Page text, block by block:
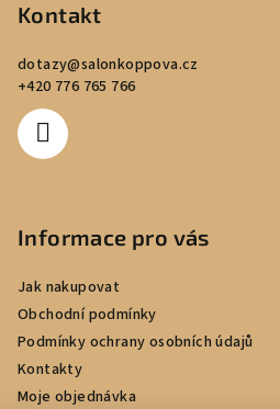
Kontakt
dotazy@salonkoppova.cz
+420 776 765 766
Informace pro vás
Jak nakupovat
Obchodní podmínky
Podmínky ochrany osobních údajů
Kontakty
Moje objednávka